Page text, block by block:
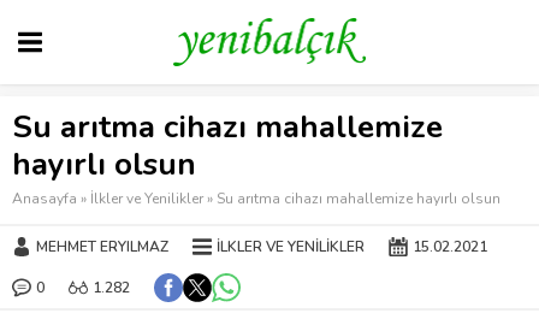
Su arıtma cihazı mahallemize
hayırlı olsun
Anasayfa » İlkler ve Yenilikler» Su arıtma cihazı mahallemize hayırlı olsun
MEHMET ERYILMAZ İLKLER VE YENILIKLER 15.02.2021
0 1.282